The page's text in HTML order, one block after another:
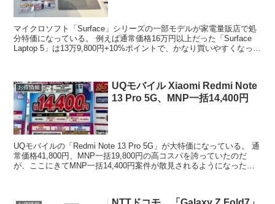
マイクロソフト「Surface」シリーズの一部モデルが家電量販店で処
分特価になっている。 例えば通常価格16万円以上だった「Surface
Laptop 5」は13万9,800円+10%ポイントで、かなり買いやすくなっ
お得情報
UQモバイル Xiaomi Redmi Note
13 Pro 5G、MNP一括14,400円
UQモバイルの「Redmi Note 13 Pro 5G」が大特価になっている。 通
常価格41,800円、MNP一括19,800円の高コスパを誇っていたのだ
が、ここにきてMNP一括14,400円案件が散見されるようになった。